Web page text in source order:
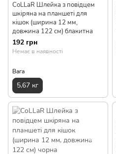
CoLLaR Шлейка з повідцем
шкіряна на планшеті для
кішок (ширина 12 мм,
довжина 122 см) блакитна
192 грн
Немає в наявності
Вага
5,67 кг